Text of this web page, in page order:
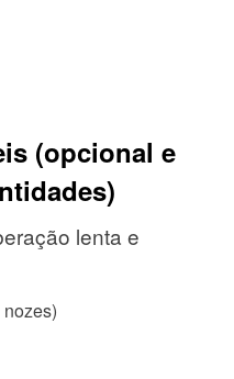
(opcional e
lenta e